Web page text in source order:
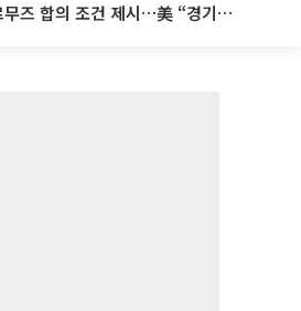
이란, 미국에 호르무즈 합의 조건 제시…美 “경기 아직 안 끝나” [종합]